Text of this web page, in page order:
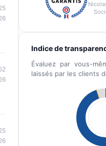
Indice de
Évaluez par vous-
laissés par les clients